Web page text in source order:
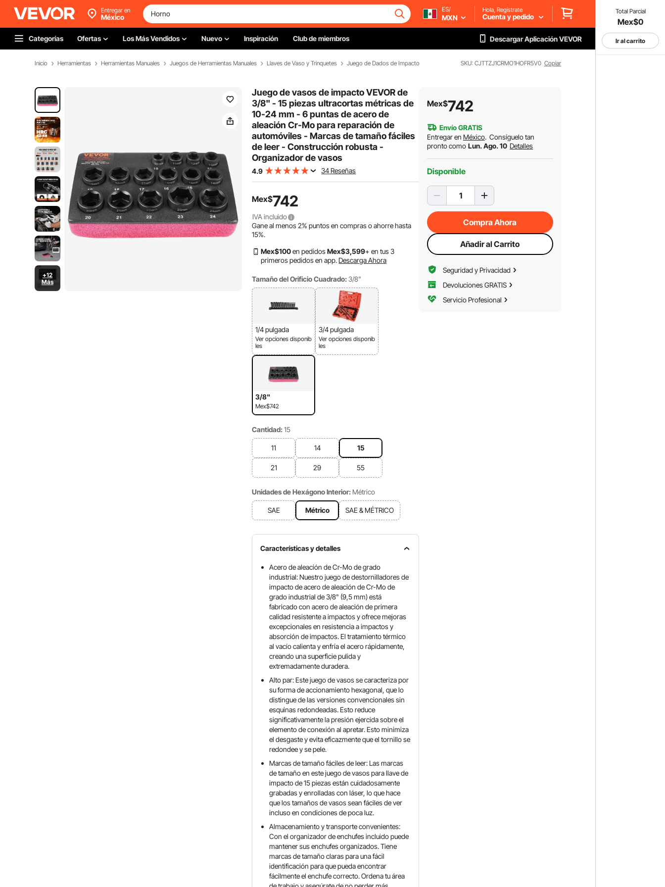
Total Parcial
Mex$0
Ir al carrito
Entregar en
México
ES/
MXN
Hola, Regístrate
Cuenta y pedido
Categorías Ofertas Los Más Vendidos Nuevo Inspiración Club de miembros Descargar Aplicación VEVOR
Inicio Herramientas Herramientas Manuales Juegos de Herramientas Manuales Llaves de Vaso y Trinquetes Juego de Dados de Impacto SKU: CJTTZJ1CRMO1HOFR5V0 Copiar
+12
Más
Juego de vasos de impacto VEVOR de
3/8" - 15 piezas ultracortas métricas de
10-24 mm - 6 puntas de acero de
aleación Cr-Mo para reparación de
automóviles - Marcas de tamaño fáciles
de leer - Construcción robusta -
Organizador de vasos
4.9 34 Reseñas
Mex$742
IVA incluido
Gane al menos2% puntos en compras o ahorre hasta
15%.
Mex$100en pedidosMex$3,599+ en tus 3
primeros pedidos en app. Descarga Ahora
Tamaño del Orificio Cuadrado: 3/8"
1/4 pulgada
Ver opciones disponib
les
3/4 pulgada
Ver opciones disponib
les
3/8"
Mex$742
Cantidad: 15
11 14 15
21 29 55
Unidades de Hexágono Interior: Métrico
SAE Métrico SAE & MÉTRICO
Características y detalles
Acero de aleación de Cr-Mo de grado
industrial: Nuestro juego de destornilladores de
impacto de acero de aleación de Cr-Mo de
grado industrial de 3/8" (9,5 mm) está
fabricado con acero de aleación de primera
calidad resistente a impactos y ofrece mejoras
excepcionales en resistencia a impactos y
absorción de impactos. El tratamiento térmico
al vacío calienta y enfría el acero rápidamente,
creando una superficie pulida y
extremadamente duradera.
Alto par: Este juego de vasos se caracteriza por
su forma de accionamiento hexagonal, que lo
distingue de las versiones convencionales sin
esquinas redondeadas. Esto reduce
significativamente la presión ejercida sobre el
elemento de conexión al apretar. Esto minimiza
el desgaste y evita eficazmente que el tornillo se
redondee y se pele.
Marcas de tamaño fáciles de leer: Las marcas
de tamaño en este juego de vasos para llave de
impacto de 15 piezas están cuidadosamente
grabadas y enrolladas con láser, lo que hace
que los tamaños de vasos sean fáciles de ver
incluso en condiciones de poca luz.
Almacenamiento y transporte convenientes:
Con el organizador de enchufes incluido puede
mantener sus enchufes organizados. Tiene
marcas de tamaño claras para una fácil
identificación para que pueda encontrar
fácilmente el enchufe correcto. Ordena tu área
Mex$742
Envío GRATIS
Entregar en México. Consíguelo tan
pronto como Lun. Ago. 10 Detalles
Disponible
Compra Ahora
Añadir al Carrito
Seguridad y Privacidad
Devoluciones GRATIS
Servicio Profesional